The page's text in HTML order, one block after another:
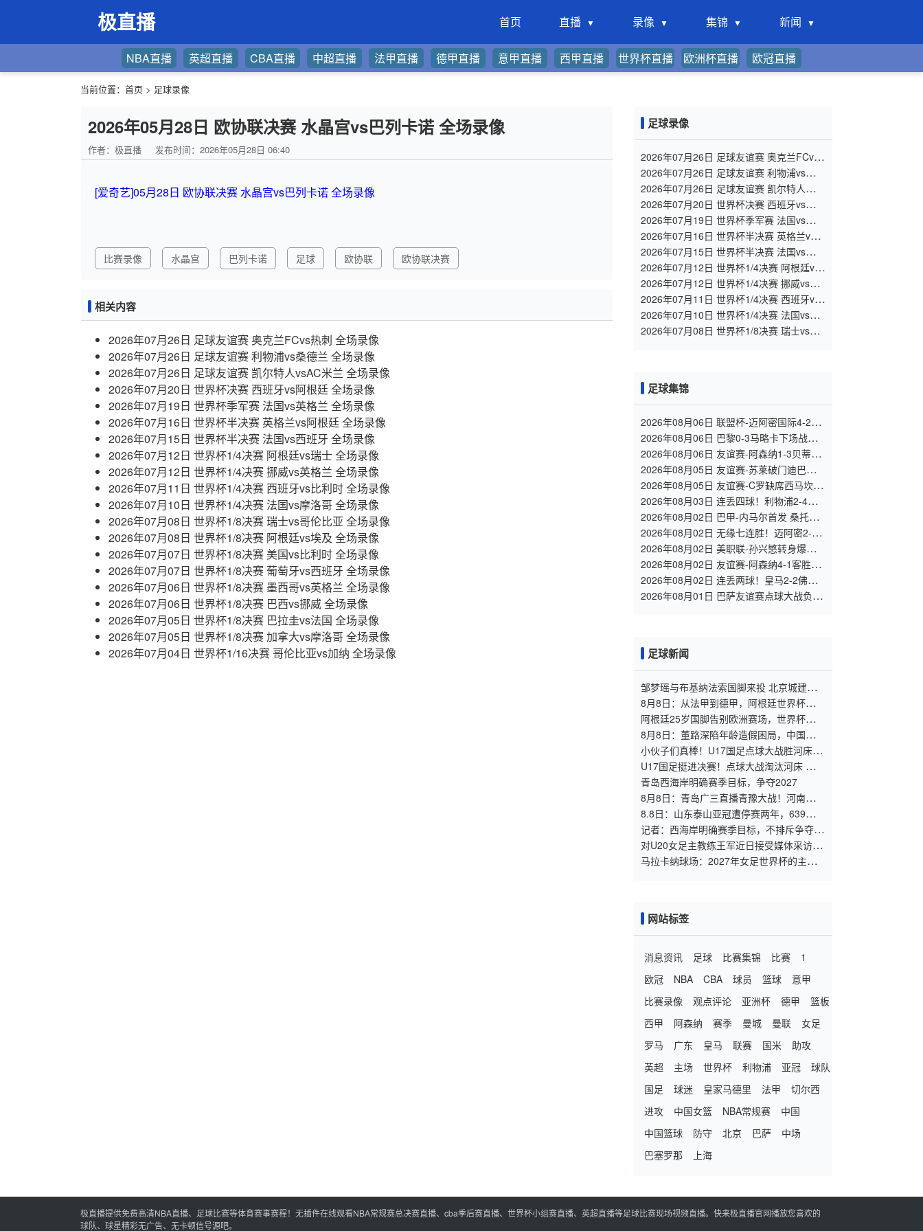
极直播 首页 直播 录像 集锦 新闻
NBA直播 英超直播 CBA直播 中超直播 法甲直播 德甲直播 意甲直播 西甲直播 世界杯直播 欧洲杯直播 欧冠直播
当前位置： 首页 > 足球录像
2026年05月28日 欧协联决赛 水晶宫vs巴列卡诺 全场录像
作者：极直播 发布时间：2026年05月28日 06:40
[爱奇艺]05月28日 欧协联决赛 水晶宫vs巴列卡诺 全场录像
比赛录像 水晶宫 巴列卡诺 足球 欧协联 欧协联决赛
相关内容
2026年07月26日 足球友谊赛 奥克兰FCvs热刺 全场录像
2026年07月26日 足球友谊赛 利物浦vs桑德兰 全场录像
2026年07月26日 足球友谊赛 凯尔特人vsAC米兰 全场录像
2026年07月20日 世界杯决赛 西班牙vs阿根廷 全场录像
2026年07月19日 世界杯季军赛 法国vs英格兰 全场录像
2026年07月16日 世界杯半决赛 英格兰vs阿根廷 全场录像
2026年07月15日 世界杯半决赛 法国vs西班牙 全场录像
2026年07月12日 世界杯1/4决赛 阿根廷vs瑞士 全场录像
2026年07月12日 世界杯1/4决赛 挪威vs英格兰 全场录像
2026年07月11日 世界杯1/4决赛 西班牙vs比利时 全场录像
2026年07月10日 世界杯1/4决赛 法国vs摩洛哥 全场录像
2026年07月08日 世界杯1/8决赛 瑞士vs哥伦比亚 全场录像
2026年07月08日 世界杯1/8决赛 阿根廷vs埃及 全场录像
2026年07月07日 世界杯1/8决赛 美国vs比利时 全场录像
2026年07月07日 世界杯1/8决赛 葡萄牙vs西班牙 全场录像
2026年07月06日 世界杯1/8决赛 墨西哥vs英格兰 全场录像
2026年07月06日 世界杯1/8决赛 巴西vs挪威 全场录像
2026年07月05日 世界杯1/8决赛 巴拉圭vs法国 全场录像
2026年07月05日 世界杯1/8决赛 加拿大vs摩洛哥 全场录像
2026年07月04日 世界杯1/16决赛 哥伦比亚vs加纳 全场录像
足球录像
2026年07月26日 足球友谊赛 奥克兰FCvs
热刺 全场录像
2026年07月26日 足球友谊赛 利物浦vs桑德
兰 全场录像
2026年07月26日 足球友谊赛 凯尔特人
vsAC米兰 全场录像
2026年07月20日 世界杯决赛 西班牙vs阿根
廷 全场录像
2026年07月19日 世界杯季军赛 法国vs英格
兰 全场录像
2026年07月16日 世界杯半决赛 英格兰vs阿
根廷 全场录像
2026年07月15日 世界杯半决赛 法国vs西班
牙 全场录像
2026年07月12日 世界杯1/4决赛 阿根廷vs
瑞士 全场录像
2026年07月12日 世界杯1/4决赛 挪威vs英
格兰 全场录像
2026年07月11日 世界杯1/4决赛 西班牙vs
比利时 全场录像
2026年07月10日 世界杯1/4决赛 法国vs摩
洛哥 全场录像
2026年07月08日 世界杯1/8决赛 瑞士vs哥
足球集锦
2026年08月06日 联盟杯-迈阿密国际4-2圣
路易斯 梅西2射1传 阿伦助攻戴帽
2026年08月06日 巴黎0-3马略卡下场战曼
联 巴黎全场控球近6成+8射3正未果
2026年08月06日 友谊赛-阿森纳1-3贝蒂斯
因卡皮耶破门难救主 福纳尔斯1射2传
2026年08月05日 友谊赛-苏莱破门迪巴拉助
攻 罗马4-1纽波特郡
2026年08月05日 友谊赛-C罗缺席西马坎送
点 胜利0-2不敌阿尔梅里亚
2026年08月03日 连丢四球！利物浦2-4遭
利兹联逆转 维尔茨钱伯斯破门凯尔凯兹失
2026年08月02日 巴甲-内马尔首发 桑托斯
0-0瑞模贝雷
2026年08月02日 无缘七连胜！迈阿密2-2
哥伦布 苏牙传射卡塞米罗乌龙梅西替补登
2026年08月02日 美职联-孙兴慜转身爆射&
穆勒点射破门 温哥华白浪1-1洛杉矶
2026年08月02日 友谊赛-阿森纳4-1客胜赫
罗纳 道曼传射措利斯破门热苏斯替补建功
2026年08月02日 连丢两球！皇马2-2佛罗
伦萨 恩德里克破门 18岁小将西里亚建功
2026年08月01日 巴萨友谊赛点球大战负伯
足球新闻
邹梦瑶与布基纳法索国脚来投 北京城建女
足再迎两名强援
8月8日：从法甲到德甲，阿根廷世界杯国脚
梅迪纳2500万欧转会勒沃库森
阿根廷25岁国脚告别欧洲赛场，世界杯后将
重返阿超！
8月8日：董路深陷年龄造假困局，中国足球
小将信任危机何解？
小伙子们真棒！U17国足点球大战胜河床，
晋级决赛再遇阿森纳
U17国足挺进决赛！点球大战淘汰河床 江宇
涵两度扑救 再与阿森纳交锋
青岛西海岸明确赛季目标，争夺2027
8月8日：青岛广三直播青豫大战！河南边路
存隐患，古斯塔沃等喂饼，西海岸剑指亚冠
8.8日：山东泰山亚冠遭停赛两年，639万罚
款背后，谁的锅？
记者：西海岸明确赛季目标，不排斥争夺
2027
对U20女足主教练王军近日接受媒体采访对
话的解读
马拉卡纳球场：2027年女足世界杯的主舞
网站标签
消息资讯 足球 比赛集锦 比赛
1
欧冠
NBA CBA 球员 篮球
意甲
比赛录像
观点评论 亚洲杯 德甲
篮板
西甲
阿森纳 赛季 曼城 曼联
女足
罗马
广东 皇马 联赛 国米
助攻
英超
主场 世界杯 利物浦 亚冠
球队
国足
球迷 皇家马德里 法甲
切尔西
进攻
中国女篮 NBA常规赛
中国
中国篮球
防守 北京 巴萨
中场
巴塞罗那
上海
极直播提供免费高清NBA直播、足球比赛等体育赛事赛程！无插件在线观看NBA常规赛总决赛直播、cba季后赛直播、世界杯小组赛直播、英超直播等足球比赛现场视频直播。快来极直播官网播放您喜欢的
球队、球星精彩无广告、无卡顿信号源吧。